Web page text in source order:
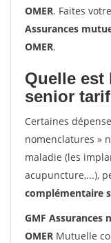
OMER. Faites
Assurances
OMER.
Quelle est
senior
Certaines
nomenclatures »
maladie (les
acupuncture,...),
complémentaire
GMF Assurances
OMER Mutuelle